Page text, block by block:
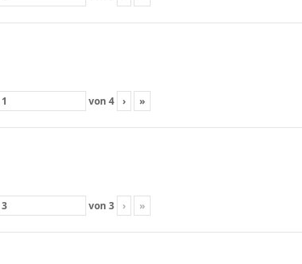
von 4 › »
von 3 › »